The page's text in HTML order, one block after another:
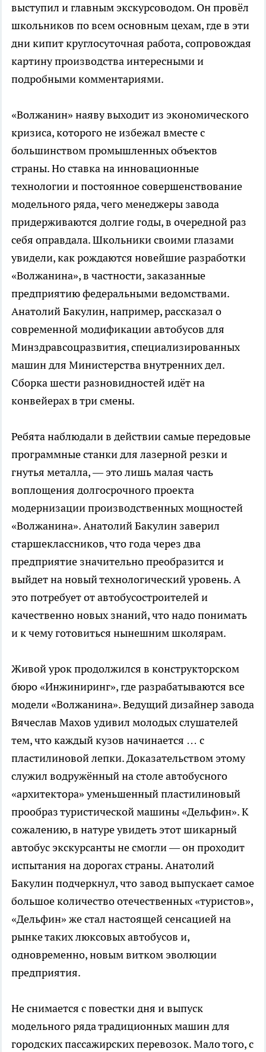
выступил и главным экскурсоводом. Он провёл
школьников по всем основным цехам, где в эти
дни кипит круглосуточная работа, сопровождая
картину производства интересными и
подробными комментариями.
«Волжанин» наяву выходит из экономического
кризиса, которого не избежал вместе с
большинством промышленных объектов
страны. Но ставка на инновационные
технологии и постоянное совершенствование
модельного ряда, чего менеджеры завода
придерживаются долгие годы, в очередной раз
себя оправдала. Школьники своими глазами
увидели, как рождаются новейшие разработки
«Волжанина», в частности, заказанные
предприятию федеральными ведомствами.
Анатолий Бакулин, например, рассказал о
современной модификации автобусов для
Минздравсоцразвития, специализированных
машин для Министерства внутренних дел.
Сборка шести разновидностей идёт на
конвейерах в три смены.
Ребята наблюдали в действии самые передовые
программные станки для лазерной резки и
гнутья металла, — это лишь малая часть
воплощения долгосрочного проекта
модернизации производственных мощностей
«Волжанина». Анатолий Бакулин заверил
старшеклассников, что года через два
предприятие значительно преобразится и
выйдет на новый технологический уровень. А
это потребует от автобусостроителей и
качественно новых знаний, что надо понимать
и к чему готовиться нынешним школярам.
Живой урок продолжился в конструкторском
бюро «Инжиниринг», где разрабатываются все
модели «Волжанина». Ведущий дизайнер завода
Вячеслав Махов удивил молодых слушателей
тем, что каждый кузов начинается … с
пластилиновой лепки. Доказательством этому
служил водружённый на столе автобусного
«архитектора» уменьшенный пластилиновый
прообраз туристической машины «Дельфин». К
сожалению, в натуре увидеть этот шикарный
автобус экскурсанты не смогли — он проходит
испытания на дорогах страны. Анатолий
Бакулин подчеркнул, что завод выпускает самое
большое количество отечественных «туристов»,
«Дельфин» же стал настоящей сенсацией на
рынке таких люксовых автобусов и,
одновременно, новым витком эволюции
предприятия.
Не снимается с повестки дня и выпуск
модельного ряда традиционных машин для
городских пассажирских перевозок. Мало того, с